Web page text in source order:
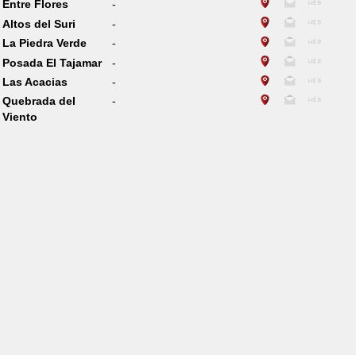
Entre Flores
-
Altos del Suri
-
La Piedra Verde
-
Posada El Tajamar
-
Las Acacias
-
Quebrada del
Viento
-